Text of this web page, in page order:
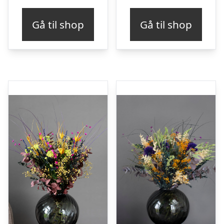
Gå til shop Gå til shop